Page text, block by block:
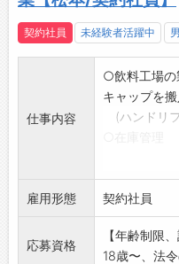
契約社員 未経験者活躍中
仕事内容
○飲料工場
キャップを搬
(ハンドリ
*雇用後の
*仕事内容の
ては、面接時
ご説明いた
いいたしま
雇用形態 契約社員
応募資格
【年齢制限
18歳〜、法